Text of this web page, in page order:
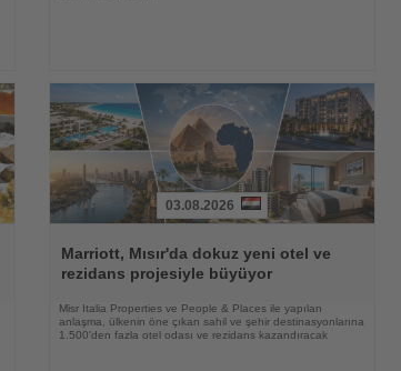
Oku
03.08.2026
Marriott, Mısır'da dokuz yeni otel ve
rezidans projesiyle büyüyor
Misr Italia Properties ve People & Places ile yapılan
anlaşma, ülkenin öne çıkan sahil ve şehir destinasyonlarına
1.500'den fazla otel odası ve rezidans kazandıracak